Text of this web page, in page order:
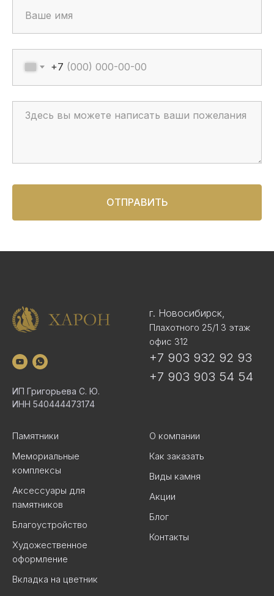
+7
ОТПРАВИТЬ
ИП Григорьева С. Ю.
ИНН 540444473174
г. Новосибирск,
Плахотного 25/1 3 этаж
офис 312
+7 903 932 92 93
+7 903 903 54 54
Памятники
Мемориальные
комплексы
Аксессуары для
памятников
Благоустройство
Художественное
оформление
Вкладка на цветник
О компании
Как заказать
Виды камня
Акции
Блог
Контакты